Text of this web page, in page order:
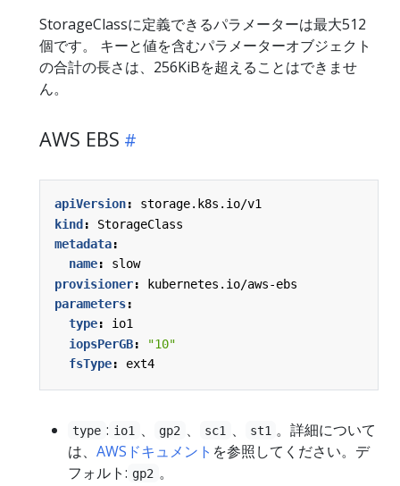
StorageClassに定義できるパラメーターは最大512
個です。 キーと値を含むパラメーターオブジェクト
の合計の長さは、256KiBを超えることはできませ
ん。
AWS EBS
apiVersion:
storage.k8s.io/v1
kind:
StorageClass
metadata:
name:
slow
provisioner:
kubernetes.io/aws-ebs
parameters:
type:
io1
iopsPerGB:
"10"
fsType: ext4
type : io1 、 gp2 、 sc1 、 st1 。詳細について
は、 AWSドキュメント を参照してください。デ
フォルト: gp2 。